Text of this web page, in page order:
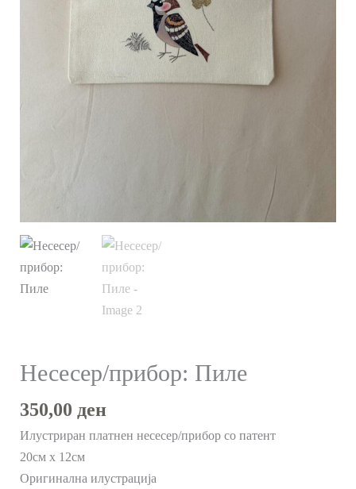
Несесер/прибор: Пиле
350,00 ден
Илустриран платнен несесер/прибор со патент
20см x 12см
Оригинална илустрација